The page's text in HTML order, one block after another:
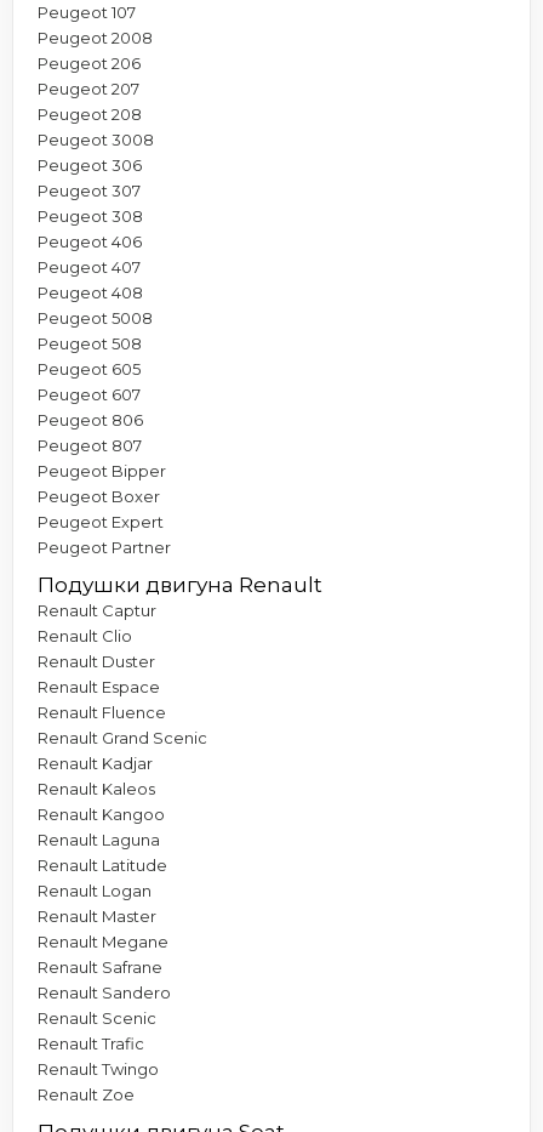
Peugeot 107
Peugeot 2008
Peugeot 206
Peugeot 207
Peugeot 208
Peugeot 3008
Peugeot 306
Peugeot 307
Peugeot 308
Peugeot 406
Peugeot 407
Peugeot 408
Peugeot 5008
Peugeot 508
Peugeot 605
Peugeot 607
Peugeot 806
Peugeot 807
Peugeot Bipper
Peugeot Boxer
Peugeot Expert
Peugeot Partner
Подушки двигуна Renault
Renault Captur
Renault Clio
Renault Duster
Renault Espace
Renault Fluence
Renault Grand Scenic
Renault Kadjar
Renault Kaleos
Renault Kangoo
Renault Laguna
Renault Latitude
Renault Logan
Renault Master
Renault Megane
Renault Safrane
Renault Sandero
Renault Scenic
Renault Trafic
Renault Twingo
Renault Zoe